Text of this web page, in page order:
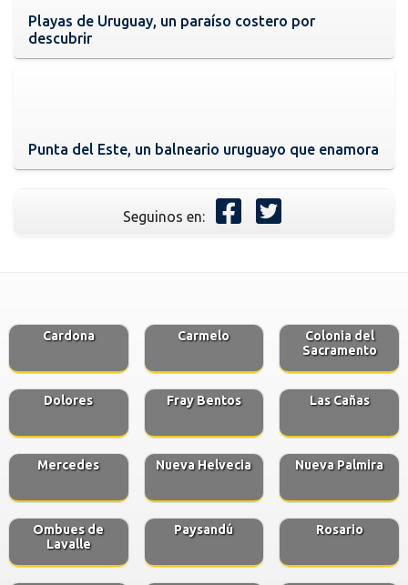
Playas de Uruguay, un paraíso costero por
descubrir
Punta del Este, un balneario uruguayo que enamora
Seguinos en:
Cardona Carmelo
Colonia del
Sacramento
Dolores Fray Bentos Las Cañas
Mercedes Nueva Helvecia Nueva Palmira
Ombues de
Lavalle
Paysandú Rosario